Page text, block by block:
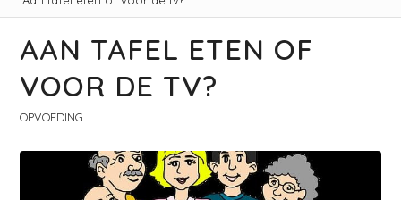
AAN TAFEL ETEN OF
VOOR DE TV?
OPVOEDING